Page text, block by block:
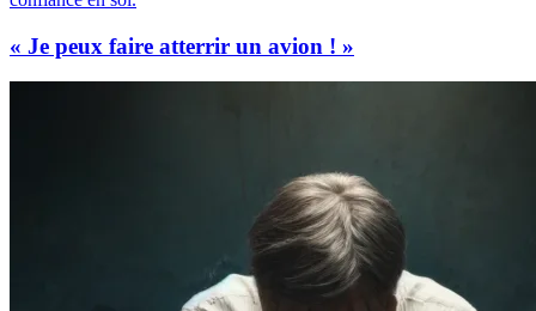
« Je peux faire atterrir un avion ! »